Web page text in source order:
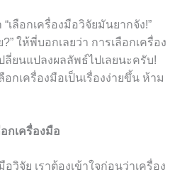
เลือกเครื่องมือวิจัยมันยากจัง!”
ให้พี่บอกเลยว่า การเลือกเครื่อง
ลี่ยนแปลงผลลัพธ์ไปเลยนะครับ!
กเครื่องมือเป็นเรื่องง่ายขึ้น ห้าม
กเครื่องมือ
วิจัย เราต้องเข้าใจก่อนว่าเครื่อง